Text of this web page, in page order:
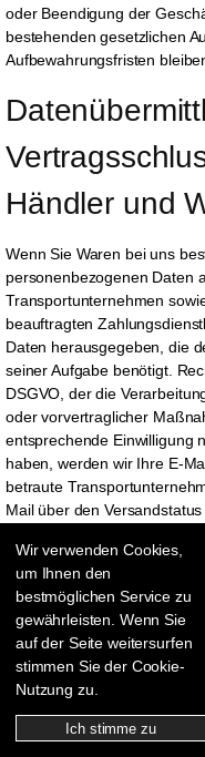
Wir verwenden Cookies,
um Ihnen den
bestmöglichen Service zu
gewährleisten. Wenn Sie
auf der Seite weitersurfen
stimmen Sie der Cookie-
Nutzung zu.
Ich stimme zu
oder Beendigung der
bestehenden gesetzlichen
Aufbewahrungsfristen
Händler und
Wenn Sie Waren bei uns
personenbezogenen Daten
Transportunternehmen
beauftragten
Daten herausgegeben, die
seiner Aufgabe benötigt.
DSGVO, der die
oder vorvertraglicher
entsprechende Einwilligung
haben, werden wir Ihre E-
betraute
Mail über den
können die Einwilligung
Inhalte